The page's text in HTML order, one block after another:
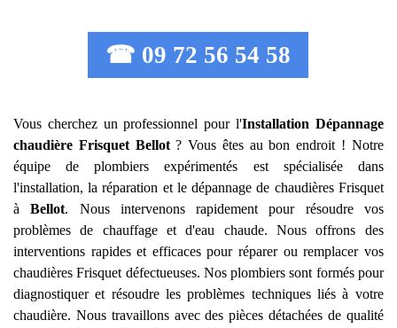
☎ 09 72 56 54 58
Vous cherchez un professionnel pour l'Installation Dépannage
chaudière Frisquet Bellot? Vous êtes au bon endroit ! Notre
équipe de plombiers expérimentés est spécialisée dans
l'installation, la réparation et le dépannage de chaudières Frisquet
àBellot. Nous intervenons rapidement pour résoudre vos
problèmes de chauffage et d'eau chaude. Nous offrons des
interventions rapides et efficaces pour réparer ou remplacer vos
chaudières Frisquet défectueuses. Nos plombiers sont formés pour
diagnostiquer et résoudre les problèmes techniques liés à votre
chaudière. Nous travaillons avec des pièces détachées de qualité